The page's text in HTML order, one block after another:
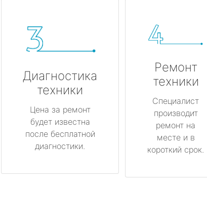
Диагностика
техники
Цена за ремонт
будет известна
после бесплатной
диагностики.
Ремонт
техники
Специалист
производит
ремонт на
месте и в
короткий срок.